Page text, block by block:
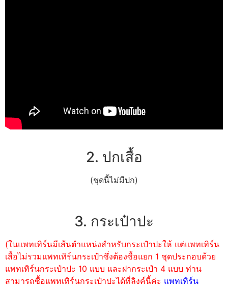
2. ปกเสื้อ
(ชุดนี้ไม่มีปก)
3. กระเป๋าปะ
(ในแพทเทิร์นมีเส้นตำแหน่งสำหรับกระเป๋าปะให้ แต่แพทเทิร์น
เสื้อไม่รวมแพทเทิร์นกระเป๋าซึ่งต้องซื้อแยก 1 ชุดประกอบด้วย
แพทเทิร์นกระเป๋าปะ 10 แบบ และฝากระเป๋า 4 แบบ ท่าน
สามารถซื้อแพทเทิร์นกระเป๋าปะได้ที่ลิงค์นี้ค่ะ แพทเทิร์น